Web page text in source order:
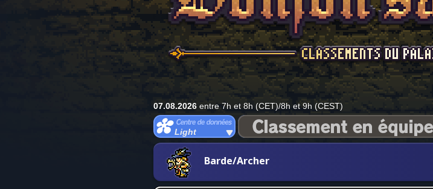
07.08.2026 entre 7h et 8h (CET)/8h et 9h (CEST)
Light
Barde/Archer